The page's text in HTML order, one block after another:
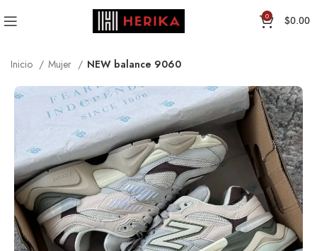
0 $0.00
Inicio Mujer NEW balance 9060